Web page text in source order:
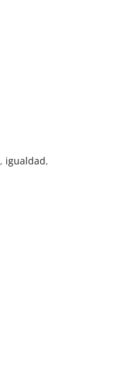
, igualdad,